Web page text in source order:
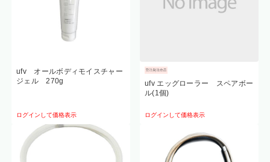
ufv オールボディモイスチャー
ジェル 270g
ログインして価格表示
ufv エッグローラー スペアボー
ル(1個)
ログインして価格表示